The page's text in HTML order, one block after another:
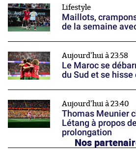
Lifestyle
Maillots,
de la semaine
Aujourd'hui à 23:58
Le Maroc se
du Sud et se
Aujourd'hui à 23:40
Thomas Meunier
Létang à propos
prolongation
Nos